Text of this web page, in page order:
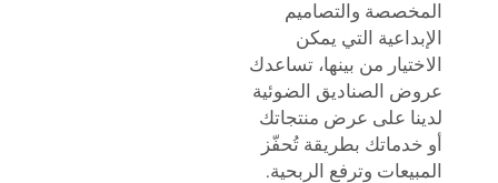
المخصصة والتصاميم
الإبداعية التي يمكن
الاختيار من بينها، تساعدك
عروض الصناديق الضوئية
لدينا على عرض منتجاتك
أو خدماتك بطريقة تُحفّز
المبيعات وترفع الربحية.